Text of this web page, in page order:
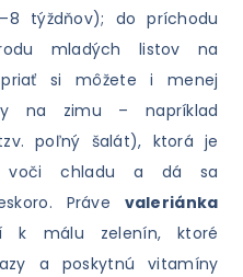
týždňov); do príchodu
mladých listov na
si môžete i menej
na zimu – napríklad
poľný šalát), ktorá je
voči chladu a dá sa
Práve valeriánka
k málu zelenín, ktoré
a poskytnú vitamíny